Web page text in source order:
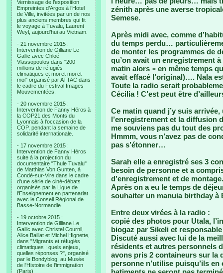
Vernissage de l’exposition
Empreintes d’Argos à l’Hotel
de Ville, invitées par un de nos
plus anciens membres qui fit
le voyage à Tuvalu, Laurent
Weyl, aujourd’hui au Vietnam.
- 21 novembre 2015 :
Intervention de Gilliane Le
Gallic avec Chloé
Vlassopoulos dans "200
millions de réfugiés
climatiques et moi et moi et
moi" organisé par ATTAC dans
le cadre du Festival Images
Mouvementées.
- 20 novembre 2015 :
Intervention de Fanny Héros à
la COP21 des Monts du
Lyonnais à l'occasion de la
COP, pendant la semaine de
solidarité internationale.
- 17 novembre 2015 :
Intervention de Fanny Héros
suite à la projection du
documentaire "Thule Tuvalu"
de Matthias Von Gunten, à
Condé-sur-Vire dans le cadre
d'une série de ciné-débats
organisés par la Ligue de
l'Enseignement en partenariat
avec le Conseil Régional de
Basse-Normandie.
- 19 octobre 2015 :
Intervention de Gilliane Le
Gallic avec Christel Cournil,
Alice Baillat et Michel Hignette,
dans "Migrants et réfugiés
climatiques : quels enjeux,
quelles réponses ?", organisé
par le Bondyblog, au Musée
de l'Histoire de l'immigration
(Paris)
zénith après une averse
Semese.
Après midi avec, comme
du temps perdu…
de monter les programmes de
qu’on avait un enregistrement
matin alors » en même temps
avait effacé l’original)…. Nala
Toute la radio serait
Cécilia ! C’est peut être
Ce matin quand j’y suis
l’enregistrement et la diffusion
me souviens pas du tout des
Hmmm, vous n’avez pas de
pas s’étonner…
Sarah elle a enregistré ses 3
besoin de personne et a
d’enregistrement et de
Après on a eu le temps de
souhaiter un manuia birthday à
Entre deux virées à la radio :
copié des photos pour Utala,
biogaz par Sikeli et
Discuté aussi avec lui de la
résidents et autres personnels
avons pris 2 containeurs sur la
personne n’utilise puisqu’ils